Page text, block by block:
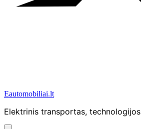
Eautomobiliai.lt
Elektrinis transportas, technologijos